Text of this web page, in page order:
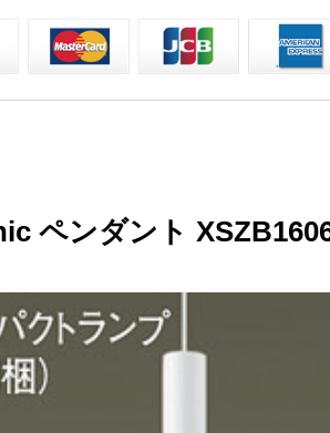
ペンダント